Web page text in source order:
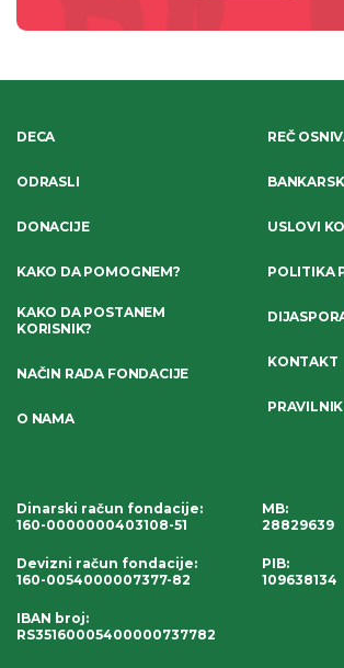
DECA
ODRASLI
DONACIJE
KAKO DA POMOGNEM?
KAKO DA POSTANEM
KORISNIK?
NAČIN RADA FONDACIJE
O NAMA
REČ
USLOVI
POLITIKA
KONTAKT
PRAVILNIK
Dinarski račun fondacije:
160-0000000403108-51
Devizni račun fondacije:
160-0054000007377-82
IBAN broj:
RS35160005400000737782
MB:
28829639
PIB:
109638134